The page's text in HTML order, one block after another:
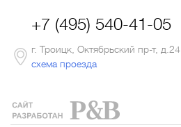
+7 (495) 540-41-05
г. Троицк, Октябрьский пр-т, д.24
схема проезда